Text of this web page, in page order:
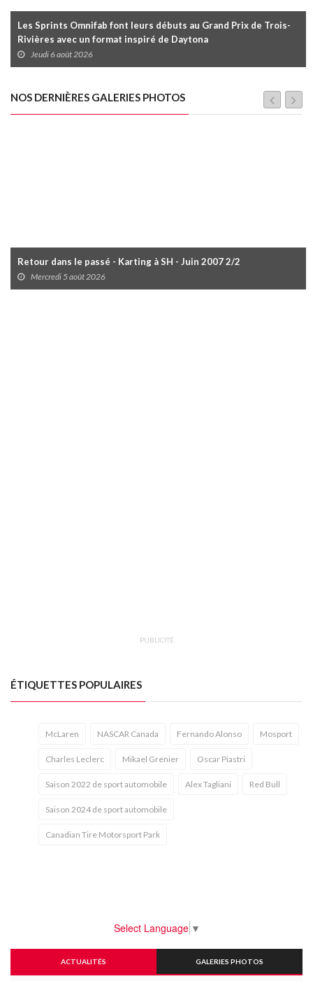
Les Sprints Omnifab font leurs débuts au Grand Prix de Trois-
Rivières avec un format inspiré de Daytona
Jeudi 6 août 2026
NOS DERNIÈRES GALERIES PHOTOS
Retour dans le passé - Karting à SH - Juin 2007 2/2
Mercredi 5 août 2026
PUBLICITÉ
ÉTIQUETTES POPULAIRES
McLaren NASCAR Canada Fernando Alonso Mosport
Charles Leclerc Mikael Grenier Oscar Piastri
Saison 2022 de sport automobile Alex Tagliani Red Bull
Saison 2024 de sport automobile
Canadian Tire Motorsport Park
Select Language ▼
ACTUALITÉS GALERIES PHOTOS